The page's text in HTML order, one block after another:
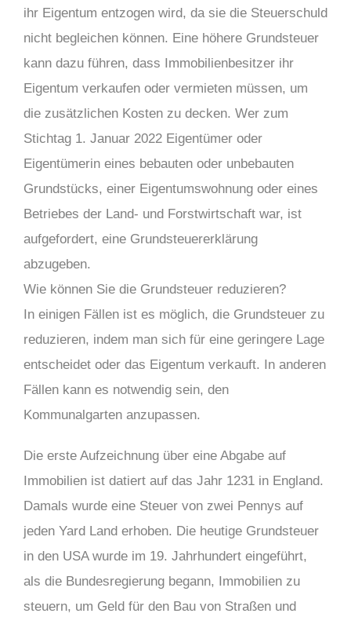
ihr Eigentum entzogen wird, da sie die Steuerschuld
nicht begleichen können. Eine höhere Grundsteuer
kann dazu führen, dass Immobilienbesitzer ihr
Eigentum verkaufen oder vermieten müssen, um
die zusätzlichen Kosten zu decken. Wer zum
Stichtag 1. Januar 2022 Eigentümer oder
Eigentümerin eines bebauten oder unbebauten
Grundstücks, einer Eigentumswohnung oder eines
Betriebes der Land- und Forstwirtschaft war, ist
aufgefordert, eine Grundsteuererklärung
abzugeben.
Wie können Sie die Grundsteuer reduzieren?
In einigen Fällen ist es möglich, die Grundsteuer zu
reduzieren, indem man sich für eine geringere Lage
entscheidet oder das Eigentum verkauft. In anderen
Fällen kann es notwendig sein, den
Kommunalgarten anzupassen.
Die erste Aufzeichnung über eine Abgabe auf
Immobilien ist datiert auf das Jahr 1231 in England.
Damals wurde eine Steuer von zwei Pennys auf
jeden Yard Land erhoben. Die heutige Grundsteuer
in den USA wurde im 19. Jahrhundert eingeführt,
als die Bundesregierung begann, Immobilien zu
steuern, um Geld für den Bau von Straßen und